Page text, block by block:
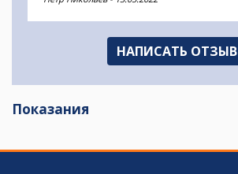
НАПИСАТЬ ОТЗЫВ
Показания